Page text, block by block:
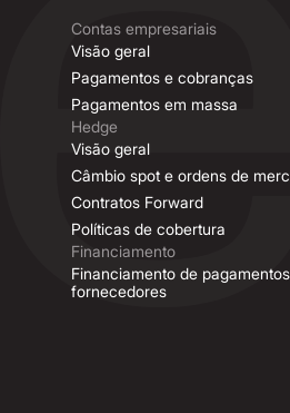
Contas empresariais
Visão geral
Pagamentos e cobranças
Pagamentos em massa
Hedge
Visão geral
Câmbio spot e ordens de
Contratos Forward
Políticas de cobertura
Financiamento
Financiamento de
fornecedores